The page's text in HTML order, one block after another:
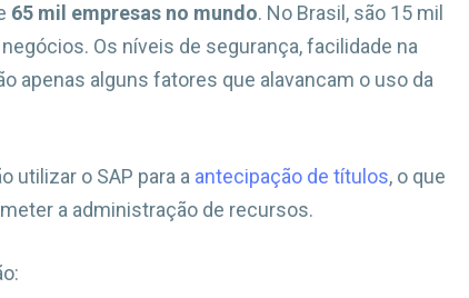
65 mil empresas no mundo. No Brasil, são 15 mil
Os níveis de segurança, facilidade na
apenas alguns fatores que alavancam o uso da
utilizar o SAP para a antecipação de títulos, o que
a administração de recursos.